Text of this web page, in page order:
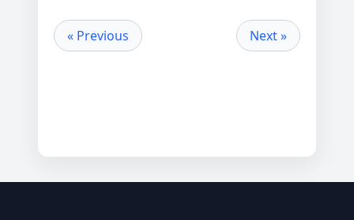
« Previous Next »